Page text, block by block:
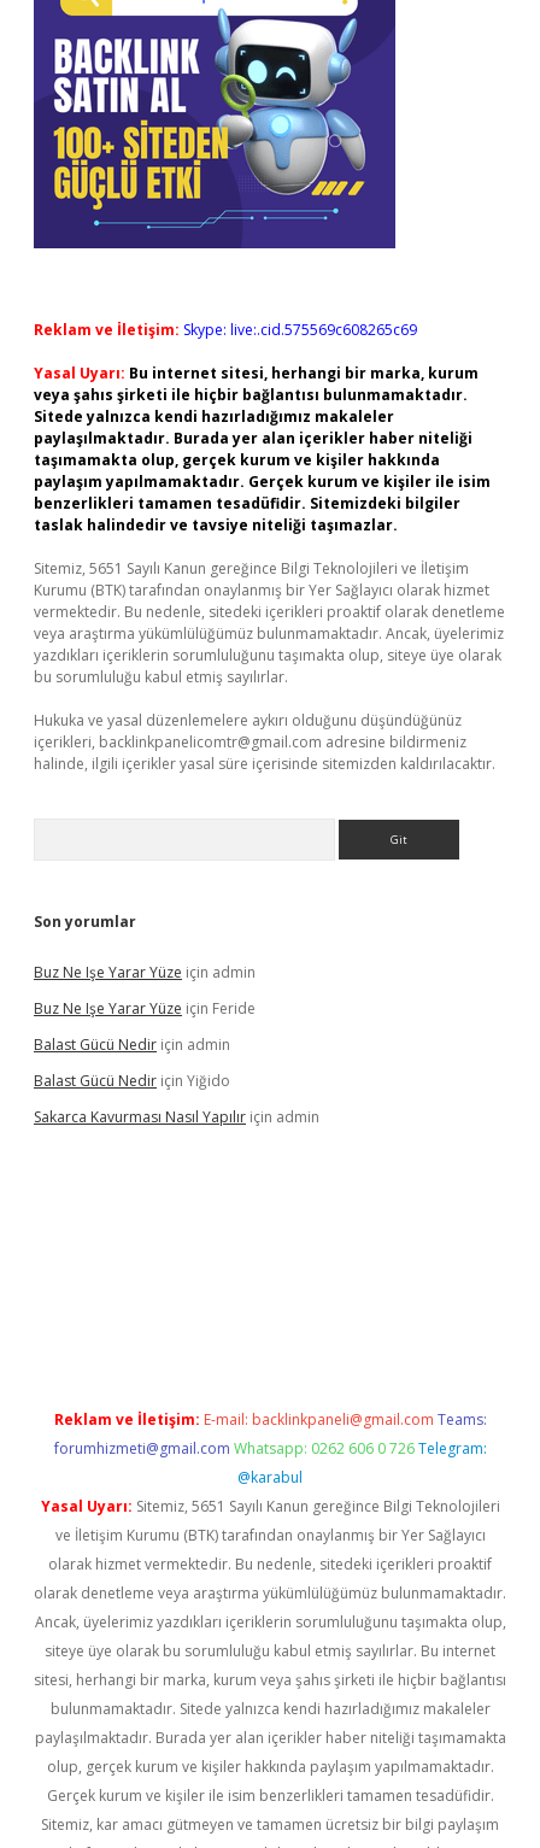
Reklam ve İletişim: Skype: live:.cid.575569c608265c69
Yasal Uyarı: Bu internet sitesi, herhangi bir marka, kurum
veya şahıs şirketi ile hiçbir bağlantısı bulunmamaktadır.
Sitede yalnızca kendi hazırladığımız makaleler
paylaşılmaktadır. Burada yer alan içerikler haber niteliği
taşımamakta olup, gerçek kurum ve kişiler hakkında
paylaşım yapılmamaktadır. Gerçek kurum ve kişiler ile isim
benzerlikleri tamamen tesadüfidir. Sitemizdeki bilgiler
taslak halindedir ve tavsiye niteliği taşımazlar.
Sitemiz, 5651 Sayılı Kanun gereğince Bilgi Teknolojileri ve İletişim
Kurumu (BTK) tarafından onaylanmış bir Yer Sağlayıcı olarak hizmet
vermektedir. Bu nedenle, sitedeki içerikleri proaktif olarak denetleme
veya araştırma yükümlülüğümüz bulunmamaktadır. Ancak, üyelerimiz
yazdıkları içeriklerin sorumluluğunu taşımakta olup, siteye üye olarak
bu sorumluluğu kabul etmiş sayılırlar.
Hukuka ve yasal düzenlemelere aykırı olduğunu düşündüğünüz
içerikleri, backlinkpanelicomtr@gmail.com adresine bildirmeniz
halinde, ilgili içerikler yasal süre içerisinde sitemizden kaldırılacaktır.
Son yorumlar
Buz Ne Işe Yarar Yüze için admin
Buz Ne Işe Yarar Yüze için Feride
Balast Gücü Nedir için admin
Balast Gücü Nedir için Yiğido
Sakarca Kavurması Nasıl Yapılır için admin
Reklam ve İletişim: E-mail: backlinkpaneli@gmail.com Teams:
forumhizmeti@gmail.com Whatsapp: 0262 606 0 726 Telegram:
@karabul
Yasal Uyarı: Sitemiz, 5651 Sayılı Kanun gereğince Bilgi Teknolojileri
ve İletişim Kurumu (BTK) tarafından onaylanmış bir Yer Sağlayıcı
olarak hizmet vermektedir. Bu nedenle, sitedeki içerikleri proaktif
olarak denetleme veya araştırma yükümlülüğümüz bulunmamaktadır.
Ancak, üyelerimiz yazdıkları içeriklerin sorumluluğunu taşımakta olup,
siteye üye olarak bu sorumluluğu kabul etmiş sayılırlar. Bu internet
sitesi, herhangi bir marka, kurum veya şahıs şirketi ile hiçbir bağlantısı
bulunmamaktadır. Sitede yalnızca kendi hazırladığımız makaleler
paylaşılmaktadır. Burada yer alan içerikler haber niteliği taşımamakta
olup, gerçek kurum ve kişiler hakkında paylaşım yapılmamaktadır.
Gerçek kurum ve kişiler ile isim benzerlikleri tamamen tesadüfidir.
Sitemiz, kar amacı gütmeyen ve tamamen ücretsiz bir bilgi paylaşım